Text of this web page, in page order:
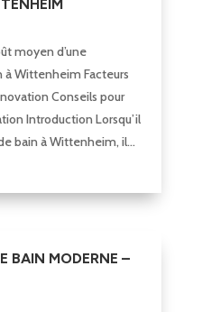
moyen d’une
à Wittenheim Facteurs
Conseils pour
Introduction Lorsqu’il
bain à Wittenheim, il...
BAIN MODERNE –